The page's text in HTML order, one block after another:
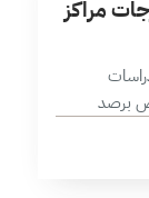
مراكز
برصد
الأول